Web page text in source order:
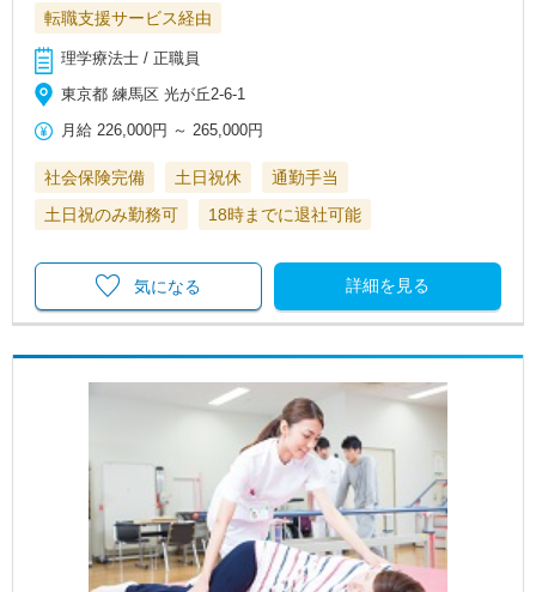
転職支援サービス経由
理学療法士 / 正職員
東京都 練馬区 光が丘2-6-1
月給 226,000円 ～265,000円
社会保険完備 土日祝休
通勤手当
土日祝のみ勤務可
18時までに退社可能
詳細を見る
気になる